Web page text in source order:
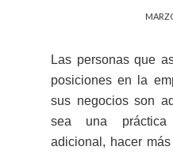
Las personas que
posiciones en la
sus negocios son
sea una
adicional, hacer